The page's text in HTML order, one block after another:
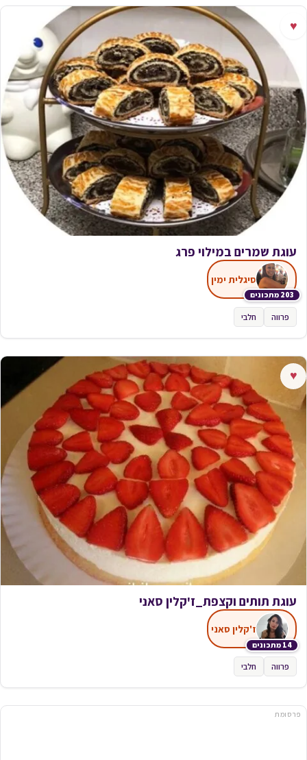
♥
עוגת שמרים במילוי פרג
203 מתכונים
סיגלית ימין
פרווה חלבי
♥
עוגת תותים וקצפת_ז'קלין סאני
14 מתכונים
ז'קלין סאני
פרווה חלבי
פרסומת